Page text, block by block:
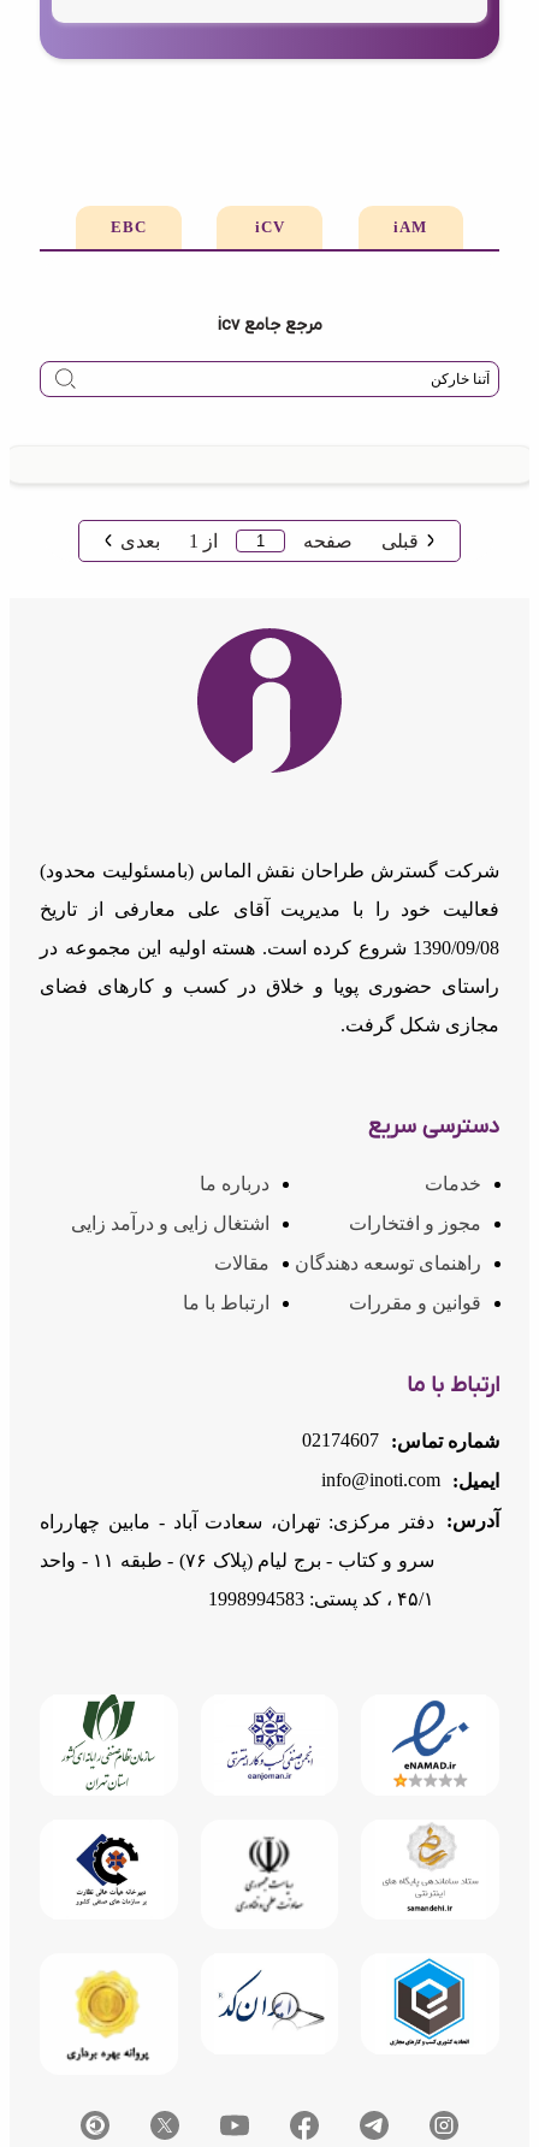
iAM
iCV
EBC
مرجع جامع icv
قبلی صفحه از 1 بعدی
شرکت گسترش طراحان نقش الماس (بامسئوليت محدود)
فعالیت خود را با مدیریت آقای علی معارفی از تاریخ
1390/09/08 شروع کرده است. هسته اولیه این مجموعه در
راستای حضوری پویا و خلاق در کسب و کارهای فضای
مجازی شکل گرفت.
دسترسی سریع
خدمات
درباره ما
مجوز و افتخارات
اشتغال زایی و درآمد زایی
راهنمای توسعه دهندگان
مقالات
قوانین و مقررات
ارتباط با ما
ارتباط با ما
شماره تماس:
02174607
ایمیل:
info@inoti.com
آدرس:
دفتر مرکزی: تهران، سعادت آباد - مابین چهارراه
سرو و کتاب - برج لیام (پلاک ۷۶) - طبقه ۱۱ - واحد
۴۵/۱ ، کد پستی: 1998994583